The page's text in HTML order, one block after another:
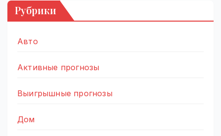
Рубрики
Авто
Активные прогнозы
Выигрышные прогнозы
Дом